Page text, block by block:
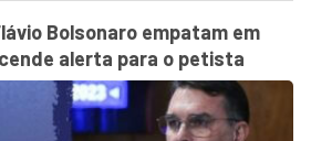
Bolsonaro empatam em
alerta para o petista